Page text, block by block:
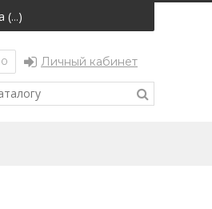
(…)
0 Личный кабинет